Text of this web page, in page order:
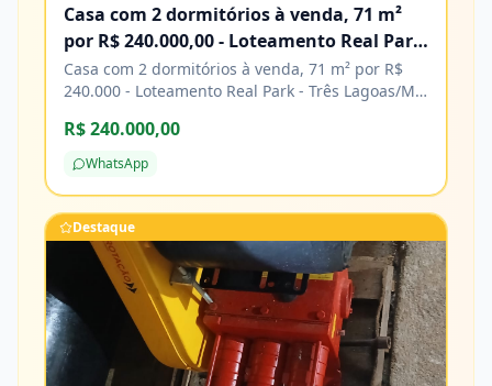
Casa com 2 dormitórios à venda, 71 m²
por R$ 240.000,00 - Loteamento Real Park
- Três Lagoas/MS
Casa com 2 dormitórios à venda, 71 m² por R$
240.000 - Loteamento Real Park - Três Lagoas/MS
R$ 240.000,00
WhatsApp
Destaque